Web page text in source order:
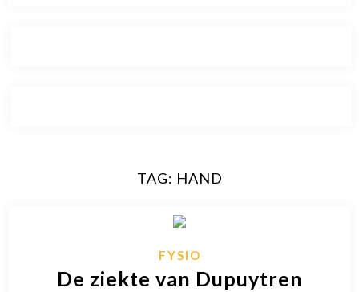
TAG: HAND
FYSIO
De ziekte van Dupuytren